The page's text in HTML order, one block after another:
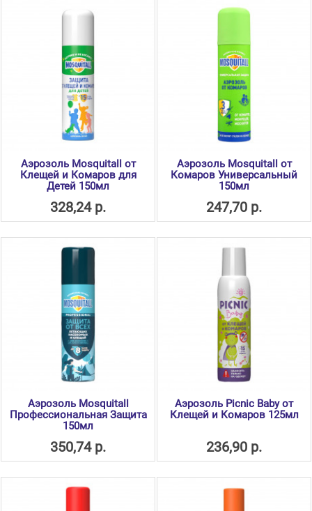
Аэрозоль Mosquitall от
Клещей и Комаров для
Детей 150мл
328,24 р.
Аэрозоль Mosquitall от
Комаров Универсальный
150мл
247,70 р.
Аэрозоль Mosquitall
Профессиональная Защита
150мл
350,74 р.
Аэрозоль Picnic Baby от
Клещей и Комаров 125мл
236,90 р.